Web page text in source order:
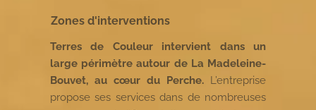
Zones d'interventions
Terres de Couleur intervient dans un
large périmètre autour de La Madeleine-
Bouvet, au cœur du Perche. L’entreprise
propose ses services dans de nombreuses